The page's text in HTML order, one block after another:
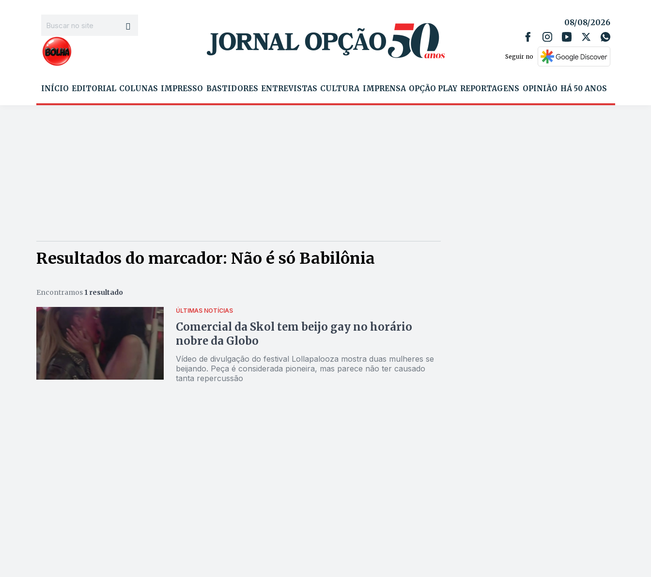
08/08/2026
Seguir no
INÍCIO EDITORIAL COLUNAS IMPRESSO BASTIDORES ENTREVISTAS CULTURA IMPRENSA OPÇÃO PLAY REPORTAGENS OPINIÃO HÁ 50 ANOS
Resultados do marcador: Não é só Babilônia
Encontramos 1 resultado
ÚLTIMAS NOTÍCIAS
Comercial da Skol tem beijo gay no horário
nobre da Globo
Vídeo de divulgação do festival Lollapalooza mostra duas mulheres se
beijando. Peça é considerada pioneira, mas parece não ter causado
tanta repercussão